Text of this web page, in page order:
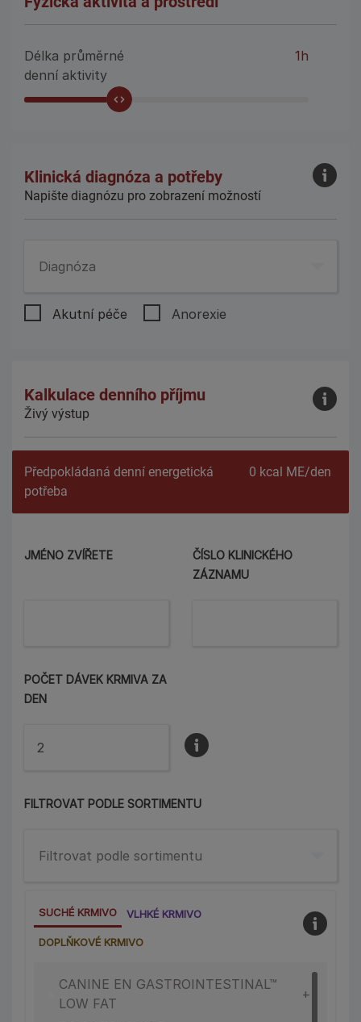
Délka průměrné
denní aktivity
1h
Klinická diagnóza a potřeby
Napište diagnózu pro zobrazení možností
Diagnóza
Akutní péče Anorexie
Kalkulace denního příjmu
Živý výstup
Předpokládaná denní energetická
potřeba
0 kcal ME/den
JMÉNO ZVÍŘETE
ČÍSLO KLINICKÉHO
ZÁZNAMU
POČET DÁVEK KRMIVA ZA
DEN
FILTROVAT PODLE SORTIMENTU
Filtrovat podle sortimentu
SUCHÉ KRMIVO VLHKÉ KRMIVO
DOPLŇKOVÉ KRMIVO
CANINE EN GASTROINTESTINAL™
LOW FAT